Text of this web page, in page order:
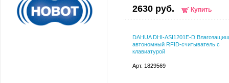
2630 руб. Купить
DAHUA DHI-ASI1201E-D
автономный RFID-считыватель с
клавиатурой
Арт. 1829569